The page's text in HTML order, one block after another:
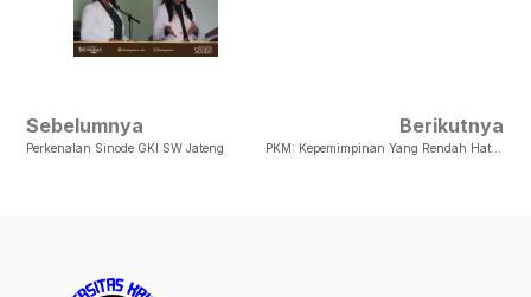
Sebelumnya
Perkenalan Sinode GKI SW Jateng
Berikutnya
PKM: Kepemimpinan Yang Rendah Hati (1 Raja-Raja 12:3-4)